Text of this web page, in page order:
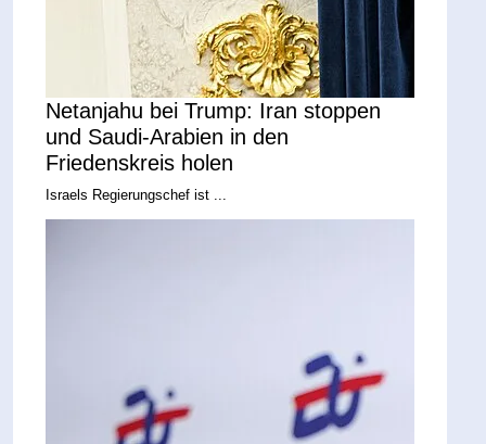
Netanjahu bei Trump: Iran stoppen
und Saudi-Arabien in den
Friedenskreis holen
Israels Regierungschef ist ...